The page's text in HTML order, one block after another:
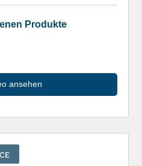
Produkte
ansehen